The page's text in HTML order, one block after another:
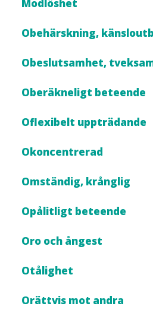
Modlöshet
Obehärskning,
Obeslutsamhet,
Oberäkneligt beteende
Oflexibelt uppträdande
Okoncentrerad
Omständig, krånglig
Opålitligt beteende
Oro och ångest
Otålighet
Orättvis mot andra